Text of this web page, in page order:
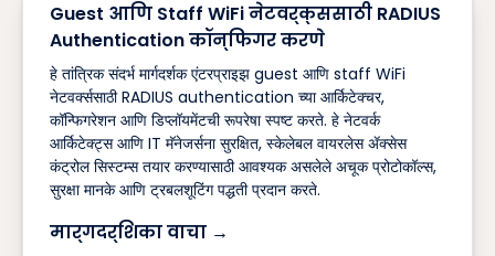
Guest आणि Staff WiFi नेटवर्क्ससाठी RADIUS
Authentication कॉन्फिगर करणे
हे तांत्रिक संदर्भ मार्गदर्शक एंटरप्राइझ guest आणि staff WiFi
नेटवर्क्ससाठी RADIUS authentication च्या आर्किटेक्चर,
कॉन्फिगरेशन आणि डिप्लॉयमेंटची रूपरेषा स्पष्ट करते. हे नेटवर्क
आर्किटेक्ट्स आणि IT मॅनेजर्सना सुरक्षित, स्केलेबल वायरलेस ॲक्सेस
कंट्रोल सिस्टम्स तयार करण्यासाठी आवश्यक असलेले अचूक प्रोटोकॉल्स,
सुरक्षा मानके आणि ट्रबलशूटिंग पद्धती प्रदान करते.
मार्गदर्शिका वाचा →